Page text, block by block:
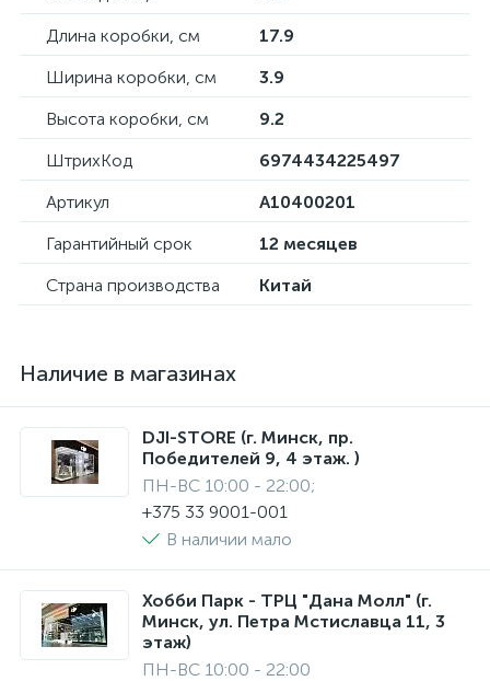
Длина коробки, см
17.9
Ширина коробки, см
3.9
Высота коробки, см
9.2
ШтрихКод
6974434225497
Артикул
A10400201
Гарантийный срок
12 месяцев
Страна производства
Китай
Наличие в магазинах
DJI-STORE (г. Минск, пр.
Победителей 9, 4 этаж. )
ПН-ВС 10:00 - 22:00;
+375 33 9001-001
В наличии мало
Хобби Парк - ТРЦ "Дана Молл" (г.
Минск, ул. Петра Мстиславца 11, 3
этаж)
ПН-ВС 10:00 - 22:00